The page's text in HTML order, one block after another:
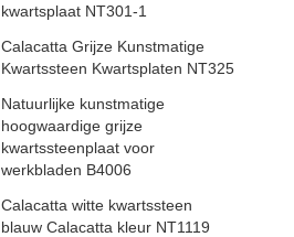
kwartsplaat NT301-1
Calacatta Grijze Kunstmatige
Kwartssteen Kwartsplaten NT325
Natuurlijke kunstmatige
hoogwaardige grijze
kwartssteenplaat voor
werkbladen B4006
Calacatta witte kwartssteen
blauw Calacatta kleur NT1119